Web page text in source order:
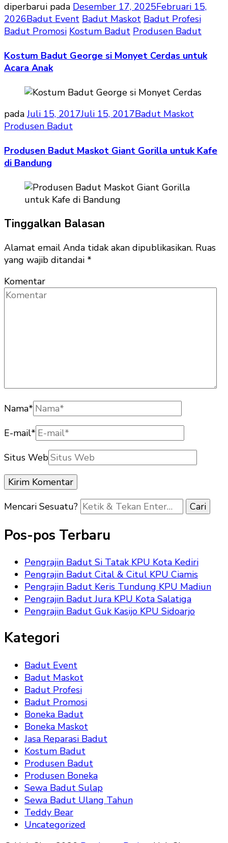
diperbarui pada Desember 17, 2025Februari 15,
2026Badut Event Badut Maskot Badut Profesi
Badut Promosi Kostum Badut Produsen Badut
Kostum Badut George si Monyet Cerdas untuk
Acara Anak
padaJuli 15, 2017Juli 15, 2017Badut Maskot
Produsen Badut
Produsen Badut Maskot Giant Gorilla untuk Kafe
di Bandung
Tinggalkan Balasan
Alamat email Anda tidak akan dipublikasikan. Ruas
yang wajib ditandai *
Komentar
Nama*
E-mail*
Situs Web
Mencari Sesuatu?
Pos-pos Terbaru
Pengrajin Badut Si Tatak KPU Kota Kediri
Pengrajin Badut Cital & Citul KPU Ciamis
Pengrajin Badut Keris Tundung KPU Madiun
Pengrajin Badut Jura KPU Kota Salatiga
Pengrajin Badut Guk Kasijo KPU Sidoarjo
Kategori
Badut Event
Badut Maskot
Badut Profesi
Badut Promosi
Boneka Badut
Boneka Maskot
Jasa Reparasi Badut
Kostum Badut
Produsen Badut
Produsen Boneka
Sewa Badut Sulap
Sewa Badut Ulang Tahun
Teddy Bear
Uncategorized